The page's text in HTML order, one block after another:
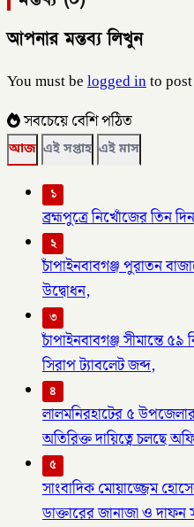
আপনার মন্তব্য লিখুন
You must belogged into
সবচেয়ে বেশি পঠিত
আজ এই সপ্তাহ এই মাস
১
ব্রহ্মপুত্রে নিখোঁজের তিন
২
চাঁপাইনবাবগঞ্জ পুরাতন
উদ্বোধন,
৩
চাঁপাইনবাবগঞ্জ সীমান্তে
সিরাপ ট্যাবলেট জব্দ,
৪
লালমনিরহাটের ৫
অতিরিক্ত দায়িত্বে চলছে
৫
সাংবাদিক মোয়াজ্জেম
ডাক্তারের জানাজা ও দাফন